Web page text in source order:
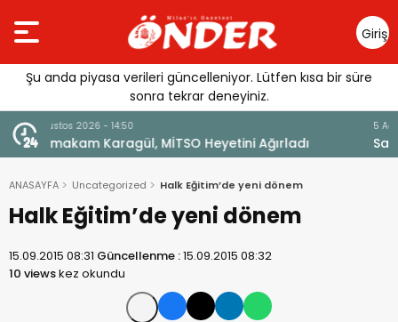
Giriş
Yap
Şu anda piyasa verileri güncelleniyor. Lütfen kısa bir süre
sonra tekrar deneyiniz.
5 Ağustos 2026 - 13:22
Sağlıklı Gelecek Anne Sütüyle Başlıyor
ANASAYFA Uncategorized Halk Eğitim’de yeni dönem
Halk Eğitim’de yeni dönem
15.09.2015 08:31 Güncellenme :15.09.2015 08:32
10 viewskez okundu